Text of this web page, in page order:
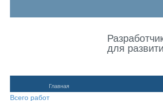
для
Главная
Всего работ